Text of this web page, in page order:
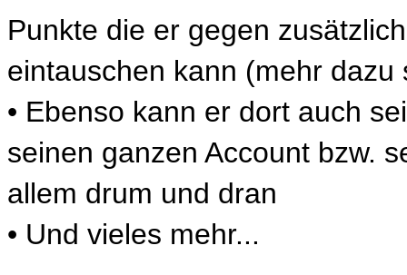
Punkte die er gegen
eintauschen kann (mehr dazu
• Ebenso kann er dort auch
seinen ganzen Account bzw.
allem drum und dran
• Und vieles mehr...